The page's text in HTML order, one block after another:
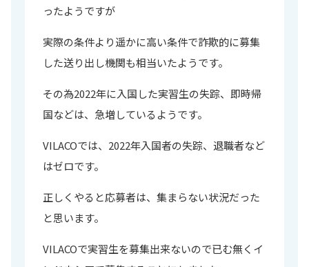
ったようですが
実際の条件より遥かに高い条件で詐欺的に募集
した送り出し機関も相当いたようです。
その為2022年に入国した実習生の失踪、即時帰
国などは、急増しているようです。
VILACOでは、2022年入国者の失踪、退職者など
はゼロです。
正しくやると応募者は、集まらない状況だった
と思います。
VILACOで実習生を募集出来ないので已む無くイ